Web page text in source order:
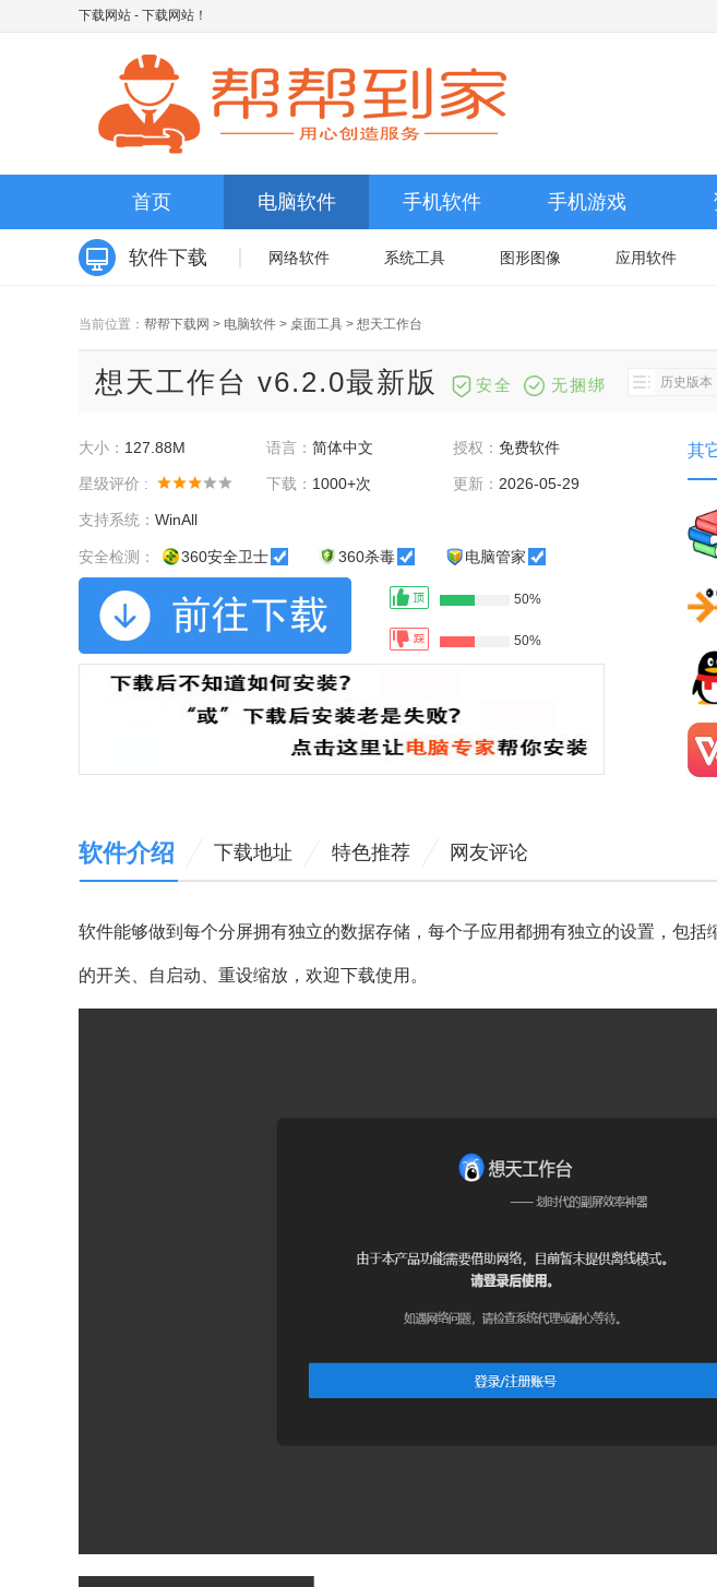
下载网站 - 下载网站！
首页 电脑软件 手机软件 手机游戏
软件下载 网络软件 系统工具 图形图像 应用软件
当前位置： 帮帮下载网 > 电脑软件 > 桌面工具 > 想天工作台
想天工作台 v6.2.0最新版 安全 无捆绑 历史版本
大小： 127.88M 语言： 简体中文 授权：免费软件
星级评价 : 下载： 1000+次 更新： 2026-05-29
支持系统： WinAll
安全检测： 360安全卫士 360杀毒 电脑管家
50%
50%
其
软件介绍 下载地址 特色推荐 网友评论
软件能够做到每个分屏拥有独立的数据存储，每个子应用都拥有独立的设置，包括
的开关、自启动、重设缩放，欢迎下载使用。